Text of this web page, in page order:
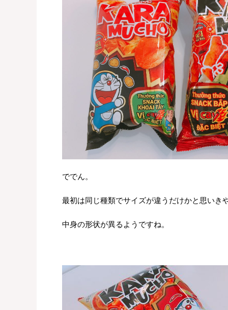
ででん。
最初は同じ種類でサイズが違うだけかと思いき
中身の形状が異るようですね。